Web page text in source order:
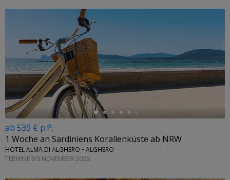
←
ab 539 € p.P.
1 Woche an Sardiniens Korallenküste ab NRW
HOTEL ALMA DI ALGHERO • ALGHERO
TERMINE BIS NOVEMBER 2026